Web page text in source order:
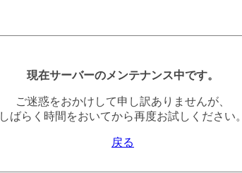
現在サーバーのメンテナンス中です。
ご迷惑をおかけして申し訳ありませんが、
しばらく時間をおいてから再度お試しください。
戻る